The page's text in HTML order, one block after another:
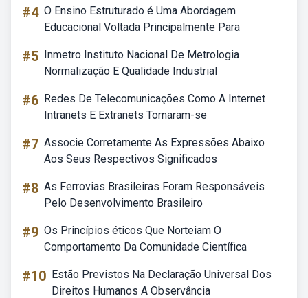
#4 O Ensino Estruturado é Uma Abordagem
Educacional Voltada Principalmente Para
#5 Inmetro Instituto Nacional De Metrologia
Normalização E Qualidade Industrial
#6 Redes De Telecomunicações Como A Internet
Intranets E Extranets Tornaram-se
#7 Associe Corretamente As Expressões Abaixo
Aos Seus Respectivos Significados
#8 As Ferrovias Brasileiras Foram Responsáveis
Pelo Desenvolvimento Brasileiro
#9 Os Princípios éticos Que Norteiam O
Comportamento Da Comunidade Científica
#10 Estão Previstos Na Declaração Universal Dos
Direitos Humanos A Observância